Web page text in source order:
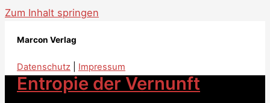
Zum Inhalt springen
Marcon Verlag
Datenschutz Impressum
Entropie der Vernunft